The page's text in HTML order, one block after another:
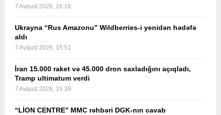
7 Avqust 2026, 16:18
Ukrayna “Rus Amazonu” Wildberries-i yenidən hədəfə
aldı
7 Avqust 2026, 15:51
İran 15.000 raket və 45.000 dron saxladığını açıqladı,
Tramp ultimatum verdi
7 Avqust 2026, 15:39
“LİON CENTRE” MMC rəhbəri DGK-nın cavab